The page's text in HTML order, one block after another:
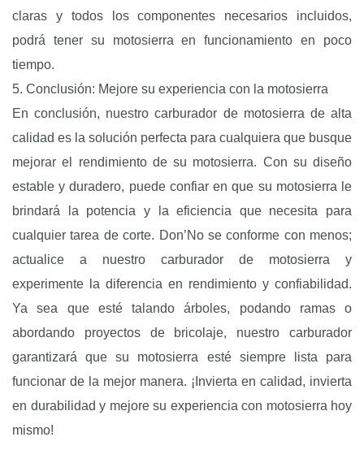
claras y todos los componentes necesarios incluidos,
podrá tener su motosierra en funcionamiento en poco
tiempo.
5. Conclusión: Mejore su experiencia con la motosierra
En conclusión, nuestro carburador de motosierra de alta
calidad es la solución perfecta para cualquiera que busque
mejorar el rendimiento de su motosierra. Con su diseño
estable y duradero, puede confiar en que su motosierra le
brindará la potencia y la eficiencia que necesita para
cualquier tarea de corte. Don’No se conforme con menos;
actualice a nuestro carburador de motosierra y
experimente la diferencia en rendimiento y confiabilidad.
Ya sea que esté talando árboles, podando ramas o
abordando proyectos de bricolaje, nuestro carburador
garantizará que su motosierra esté siempre lista para
funcionar de la mejor manera. ¡Invierta en calidad, invierta
en durabilidad y mejore su experiencia con motosierra hoy
mismo!